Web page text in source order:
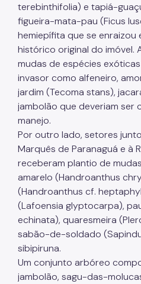
terebinthifolia) e tapiá-
figueira-mata-pau (Ficus
hemiepífita que se
histórico original do imóvel.
mudas de espécies
invasor como alfeneiro,
jardim (Tecoma stans),
jambolão que deveriam ser
manejo.
Por outro lado, setores
Marquês de Paranaguá e à
receberam plantio de
amarelo (Handroanthus
(Handroanthus cf.
(Lafoensia glyptocarpa),
echinata), quaresmeira
sabão-de-soldado
sibipiruna.
Um conjunto arbóreo
jambolão, sagu-das-